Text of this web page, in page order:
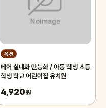
옥션
베어 실내화 만능화 / 아동 학생 초등
학생 학교 어린이집 유치원
4,920원